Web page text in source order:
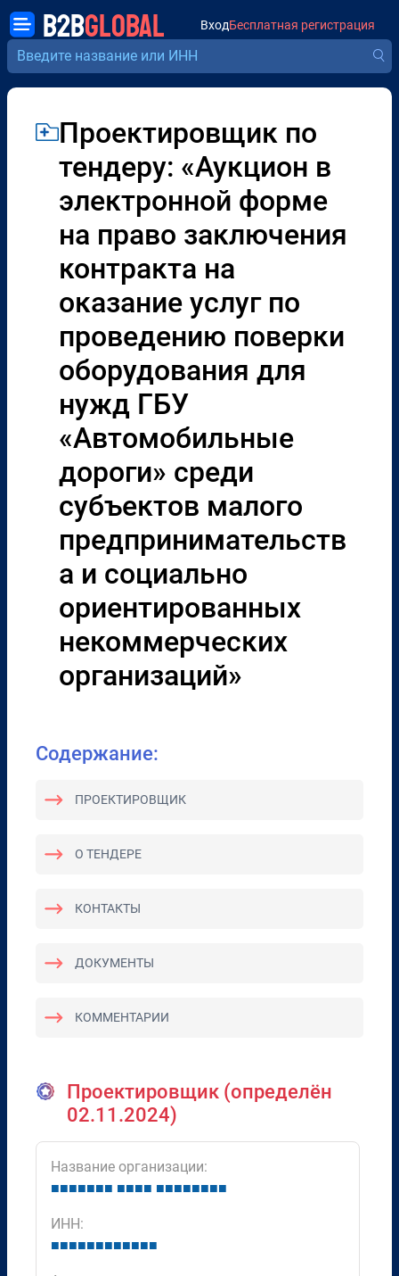
B2BGLOBAL ВходБесплатная регистрация
Проектировщик по
тендеру: «Аукцион в
электронной форме
на право заключения
контракта на
оказание услуг по
проведению поверки
оборудования для
нужд ГБУ
«Автомобильные
дороги» среди
субъектов малого
предпринимательств
а и социально
ориентированных
некоммерческих
организаций»
Содержание:
ПРОЕКТИРОВЩИК
О ТЕНДЕРЕ
КОНТАКТЫ
ДОКУМЕНТЫ
КОММЕНТАРИИ
Проектировщик (определён
02.11.2024)
Название организации:
■■■■■■■ ■■■■ ■■■■■■■■
ИНН:
■■■■■■■■■■■■